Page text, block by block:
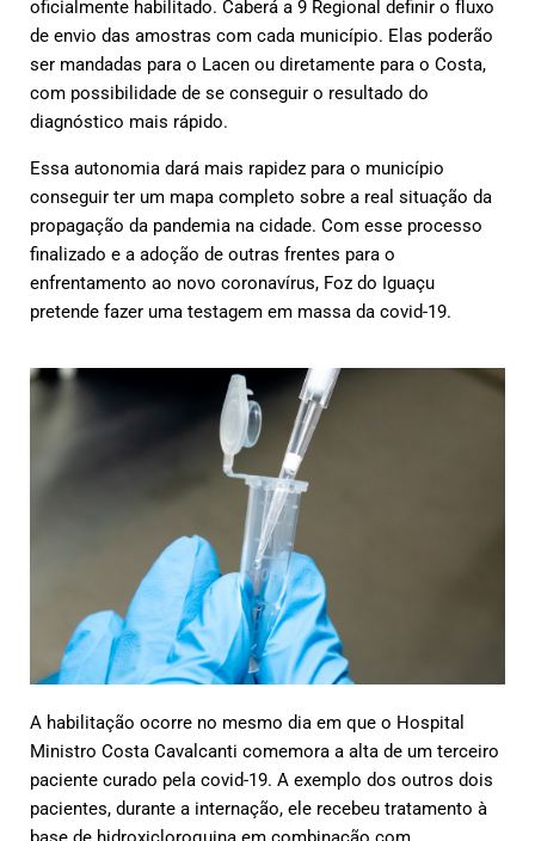
oficialmente habilitado. Caberá a 9 Regional definir o fluxo
de envio das amostras com cada município. Elas poderão
ser mandadas para o Lacen ou diretamente para o Costa,
com possibilidade de se conseguir o resultado do
diagnóstico mais rápido.
Essa autonomia dará mais rapidez para o município
conseguir ter um mapa completo sobre a real situação da
propagação da pandemia na cidade. Com esse processo
finalizado e a adoção de outras frentes para o
enfrentamento ao novo coronavírus, Foz do Iguaçu
pretende fazer uma testagem em massa da covid-19.
A habilitação ocorre no mesmo dia em que o Hospital
Ministro Costa Cavalcanti comemora a alta de um terceiro
paciente curado pela covid-19. A exemplo dos outros dois
pacientes, durante a internação, ele recebeu tratamento à